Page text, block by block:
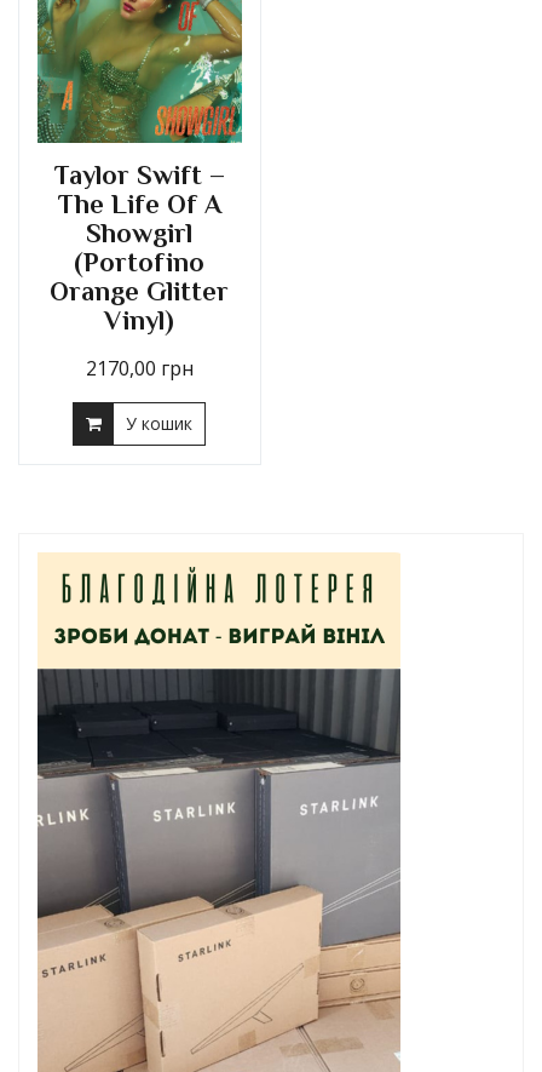
Taylor Swift –
The Life Of A
Showgirl
(Portofino
Orange Glitter
Vinyl)
2170,00 грн
У кошик